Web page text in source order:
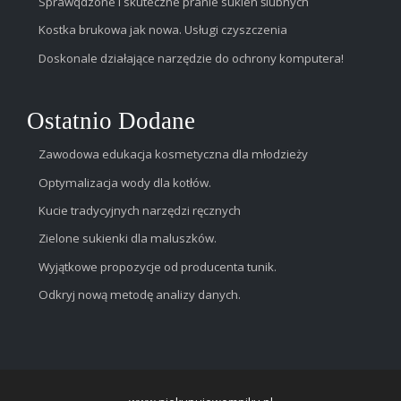
Kostka brukowa jak nowa. Usługi czyszczenia
Doskonale działające narzędzie do ochrony komputera!
Ostatnio Dodane
Zawodowa edukacja kosmetyczna dla młodzieży
Optymalizacja wody dla kotłów.
Kucie tradycyjnych narzędzi ręcznych
Zielone sukienki dla maluszków.
Wyjątkowe propozycje od producenta tunik.
Odkryj nową metodę analizy danych.